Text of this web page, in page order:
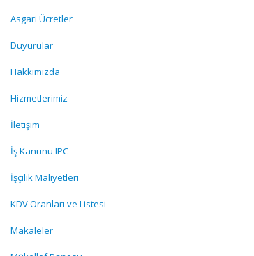
Asgari Ücretler
Duyurular
Hakkımızda
Hizmetlerimiz
İletişim
İş Kanunu IPC
İşçilik Maliyetleri
KDV Oranları ve Listesi
Makaleler